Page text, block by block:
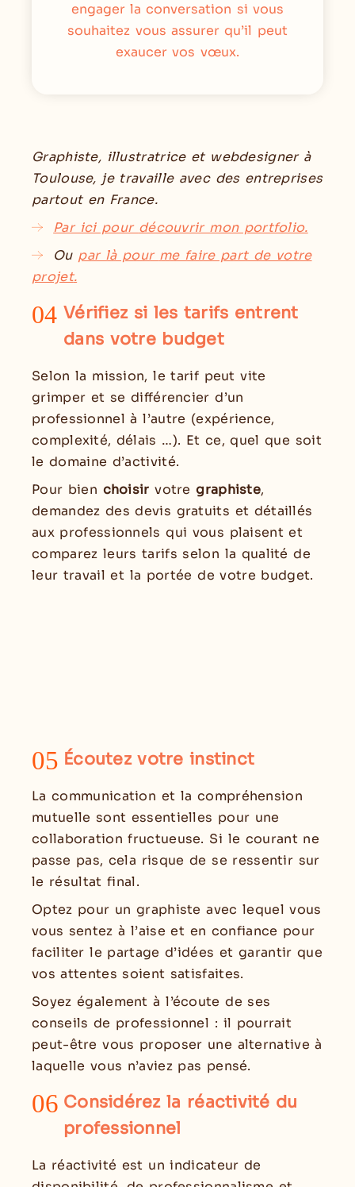
engager la conversation si vous
souhaitez vous assurer qu’il peut
exaucer vos vœux.
Graphiste, illustratrice et webdesigner à
Toulouse, je travaille avec des entreprises
partout en France.
Par ici pour découvrir mon portfolio.
Ou par là pour me faire part de votre
projet.
04 Vérifiez si les tarifs entrent
dans votre budget
Selon la mission, le tarif peut vite
grimper et se différencier d’un
professionnel à l’autre (expérience,
complexité, délais …). Et ce, quel que soit
le domaine d’activité.
Pour bien choisir votregraphiste,
demandez des devis gratuits et détaillés
aux professionnels qui vous plaisent et
comparez leurs tarifs selon la qualité de
leur travail et la portée de votre budget.
05 Écoutez votre instinct
La communication et la compréhension
mutuelle sont essentielles pour une
collaboration fructueuse. Si le courant ne
passe pas, cela risque de se ressentir sur
le résultat final.
Optez pour un graphiste avec lequel vous
vous sentez à l’aise et en confiance pour
faciliter le partage d’idées et garantir que
vos attentes soient satisfaites.
Soyez également à l’écoute de ses
conseils de professionnel : il pourrait
peut-être vous proposer une alternative à
laquelle vous n’aviez pas pensé.
06 Considérez la réactivité du
professionnel
La réactivité est un indicateur de